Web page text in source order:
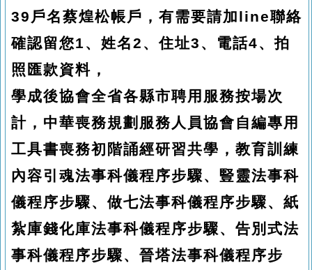
39戶名蔡煌松帳戶，有需要請加line聯絡
確認留您1、姓名2、住址3、電話4、拍
照匯款資料，
學成後協會全省各縣市聘用服務按場次
計，中華喪務規劃服務人員協會自編專用
工具書喪務初階誦經研習共學，教育訓練
內容引魂法事科儀程序步驟、豎靈法事科
儀程序步驟、做七法事科儀程序步驟、紙
紮庫錢化庫法事科儀程序步驟、告別式法
事科儀程序步驟、晉塔法事科儀程序步